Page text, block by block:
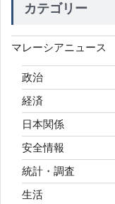
カテゴリー
マレーシアニュース
政治
経済
日本関係
安全情報
統計・調査
生活